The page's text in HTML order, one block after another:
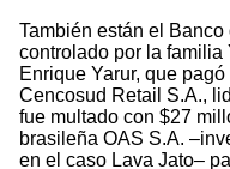
También están el
controlado por la familia
Enrique Yarur, que
Cencosud Retail S.A.,
fue multado con $27
brasileña OAS S.A.
en el caso Lava Jato–